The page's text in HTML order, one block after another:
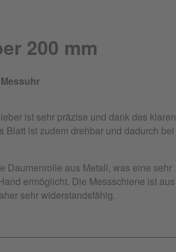
200 mm
ist sehr präzise und dank des klaren
ist zudem drehbar und dadurch bei
Daumenrolle aus Metall, was eine sehr
ermöglicht. Die Messschiene ist aus
sehr widerstandsfähig.